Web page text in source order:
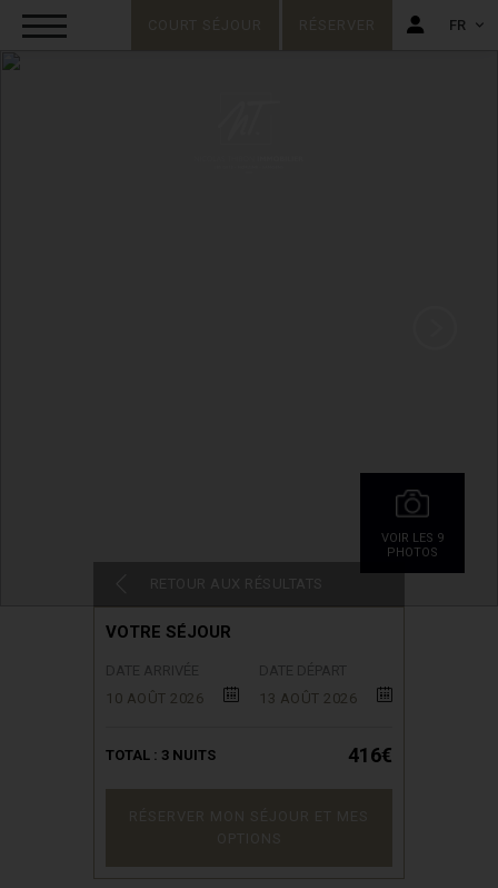
FR
VOIR LES 9
PHOTOS
VOTRE SÉJOUR
10 AOÛT 2026
13 AOÛT 2026
TOTAL : 3 NUITS 416€